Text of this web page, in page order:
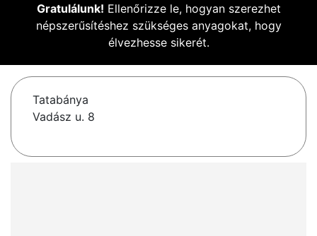
Gratulálunk! Ellenőrizze le, hogyan szerezhet
népszerűsítéshez szükséges anyagokat, hogy
élvezhesse sikerét.
Tatabánya
Vadász u. 8